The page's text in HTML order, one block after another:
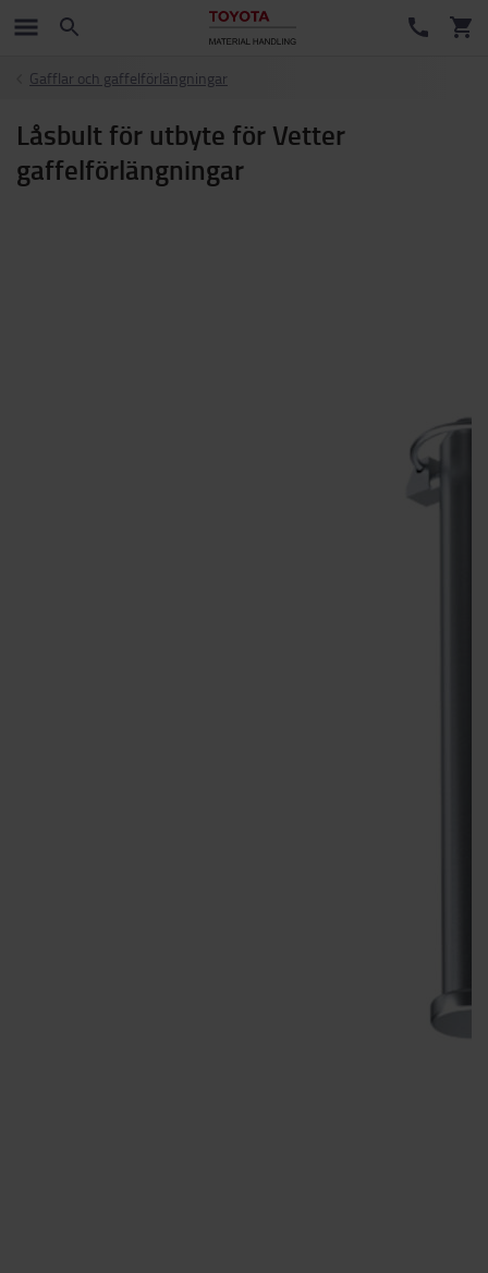
Gafflar och gaffelförlängningar
Låsbult för utbyte för Vetter
gaffelförlängningar